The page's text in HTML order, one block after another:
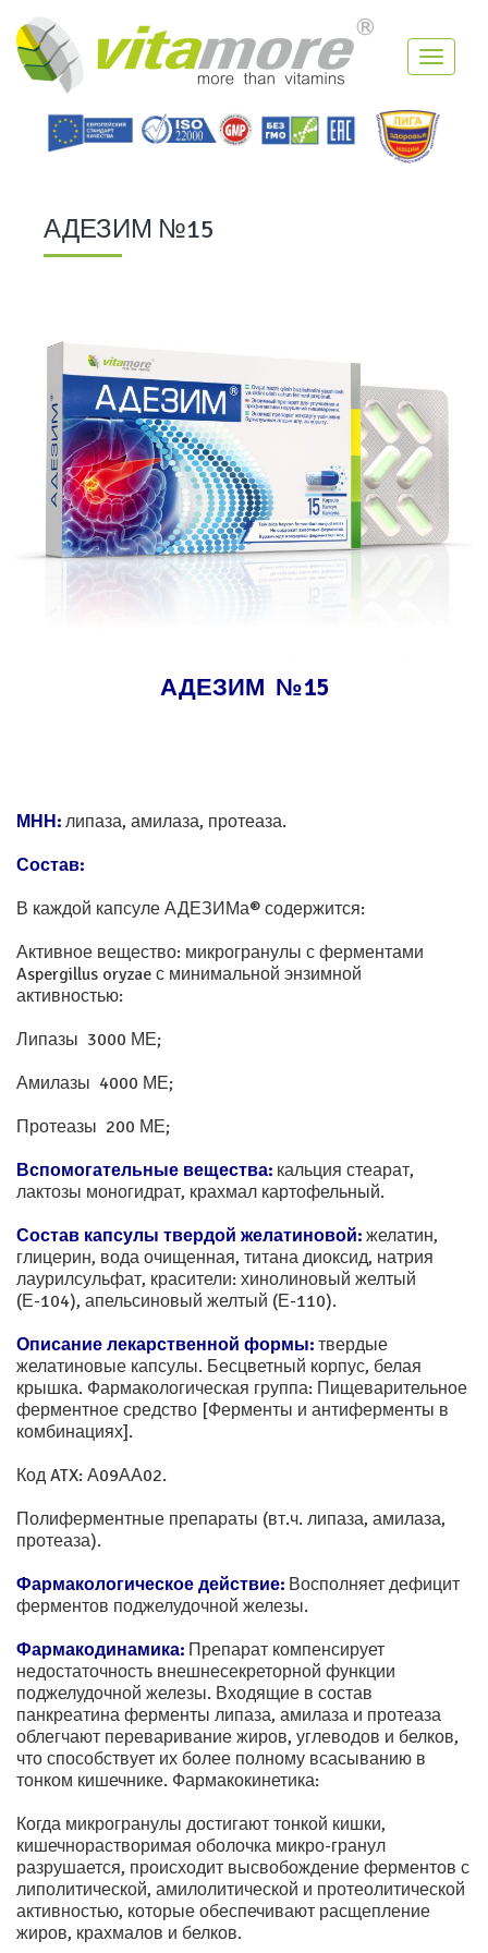
Toggle
АДЕЗИМ №15
АДЕЗИМ №15
МНН: липаза, амилаза, протеаза.
Состав:
В каждой капсуле АДЕЗИМа® содержится:
Активное вещество: микрогранулы с ферментами
Aspergillus oryzae с минимальной энзимной
активностью:
Липазы 3000 МЕ;
Амилазы 4000 МЕ;
Протеазы 200 МЕ;
Вспомогательные вещества: кальция стеарат,
лактозы моногидрат, крахмал картофельный.
Состав капсулы твердой желатиновой: желатин,
глицерин, вода очищенная, титана диоксид, натрия
лаурилсульфат, красители: хинолиновый желтый
(Е-104), апельсиновый желтый (Е-110).
Описание лекарственной формы: твердые
желатиновые капсулы. Бесцветный корпус, белая
крышка. Фармакологическая группа: Пищеварительное
ферментное средство [Ферменты и антиферменты в
комбинациях].
Код ATX: А09АА02.
Полиферментные препараты (вт.ч. липаза, амилаза,
протеаза).
Фармакологическое действие: Восполняет дефицит
ферментов поджелудочной железы.
Фармакодинамика: Препарат компенсирует
недостаточность внешнесекреторной функции
поджелудочной железы. Входящие в состав
панкреатина ферменты липаза, амилаза и протеаза
облегчают переваривание жиров, углеводов и белков,
что способствует их более полному всасыванию в
тонком кишечнике. Фармакокинетика:
Когда микрогранулы достигают тонкой кишки,
кишечнорастворимая оболочка микро-гранул
разрушается, происходит высвобождение ферментов с
липолитической, амилолитической и протеолитической
активностью, которые обеспечивают расщепление
жиров, крахмалов и белков.